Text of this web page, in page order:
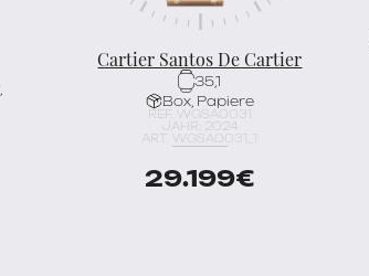
Cartier Santos De Cartier
35,1
Box, Papiere
REF. WGSA0031
JAHR: 2024
ART. WGSA0031_1
29.199€